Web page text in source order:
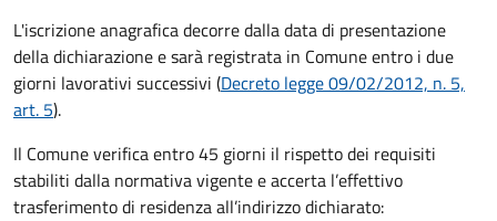
L'iscrizione anagrafica decorre dalla data di presentazione
della dichiarazione e sarà registrata in Comune entro i due
giorni lavorativi successivi (Decreto legge 09/02/2012, n. 5,
art. 5).
Il Comune verifica entro45 giorni il rispetto dei requisiti
stabiliti dalla normativa vigente e accerta l’effettivo
trasferimento di residenza all’indirizzo dichiarato: